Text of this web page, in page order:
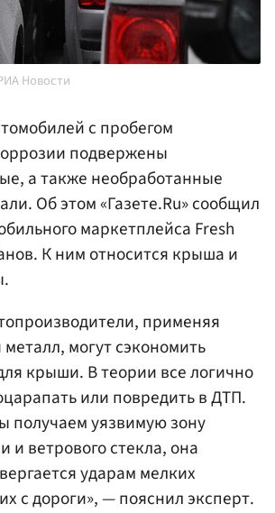
Новости
с пробегом
подвержены
а также необработанные
Об этом «Газете.Ru» сообщил
маркетплейса Fresh
К ним относится крыша и
применяя
могут сэкономить
крыши. В теории все логично
или повредить в ДТП.
получаем уязвимую зону
и ветрового стекла, она
ударам мелких
с дороги», — пояснил эксперт.